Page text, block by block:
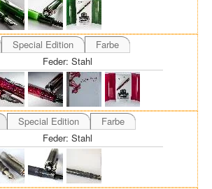
Special Edition
Farbe
Feder: Stahl
Special Edition
Farbe
Feder: Stahl